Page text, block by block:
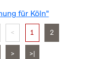
für Köln"
< 1 2
> >|